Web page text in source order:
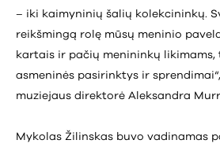
– iki kaimyninių šalių kolekcininkų.
reikšmingą rolę mūsų meninio
kartais ir pačių menininkų
asmeninės pasirinktys ir
muziejaus direktorė Aleksandra
Mykolas Žilinskas buvo vadinamas